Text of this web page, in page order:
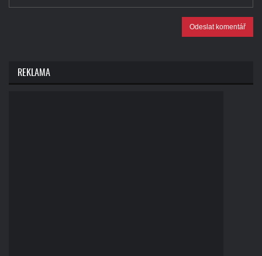
Odeslat komentář
REKLAMA